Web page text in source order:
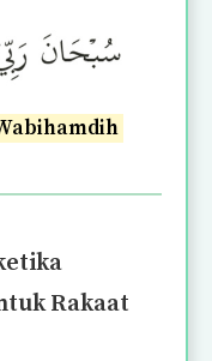
Rakaat